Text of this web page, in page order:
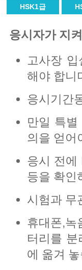
HSK1급
응시자가 지
고사장
해야 합니
응시기간
만일 특
의을 얻어
응시 전에
등을 확인
시험과 무
휴대폰,녹
터리를
에 옮겨